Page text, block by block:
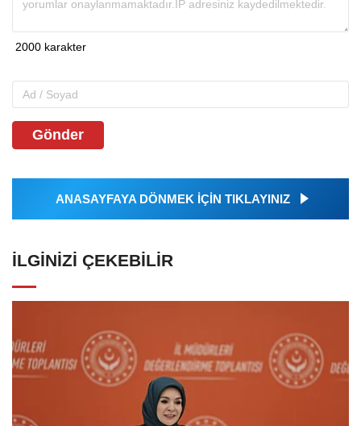
Gönder
ANASAYFAYA DÖNMEK İÇİN TIKLAYINIZ
İLGINIZI ÇEKEBILIR